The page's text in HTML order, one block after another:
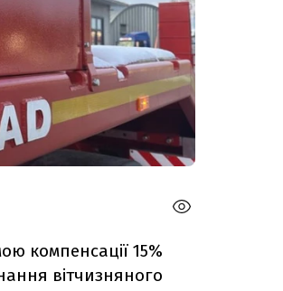
компенсації 15%
вітчизняного